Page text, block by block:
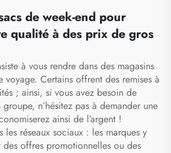
médicaux pour
infirmiers(es)
de week-end pour
qualité à des prix de gros
à vous rendre dans des magasins
voyage. Certains offrent des remises à
; ainsi, si vous avez besoin de
n’hésitez pas à demander une
ainsi de l’argent !
les réseaux sociaux : les marques y
offres promotionnelles ou des